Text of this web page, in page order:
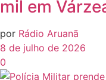
mil em
por Rádio Aruanã
8 de julho de 2026
0